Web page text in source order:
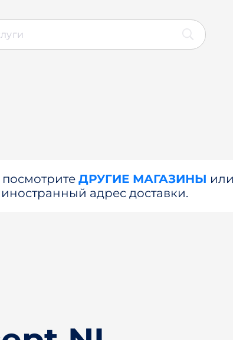
посмотрите ДРУГИЕ МАГАЗИНЫ или
иностранный адрес доставки.